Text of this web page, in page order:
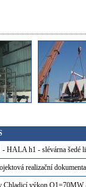
HALA h1 - slévárna šedé
realizační